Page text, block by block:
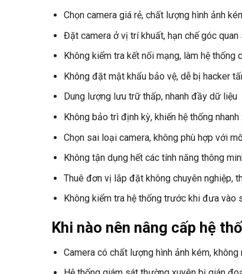
Chọn camera giá rẻ, chất lượng hình ảnh
Đặt camera ở vị trí khuất, hạn chế góc quan
Không kiểm tra kết nối mạng, làm hệ thống
Không đặt mật khẩu bảo vệ, dễ bị hacker
Dung lượng lưu trữ thấp, nhanh đầy dữ liệu
Không bảo trì định kỳ, khiến hệ thống
Chọn sai loại camera, không phù hợp với
Không tận dụng hết các tính năng thông
Thuê đơn vị lắp đặt không chuyên nghiệp,
Không kiểm tra hệ thống trước khi đưa vào
Khi nào nên nâng cấp hệ
Camera có chất lượng hình ảnh kém, không